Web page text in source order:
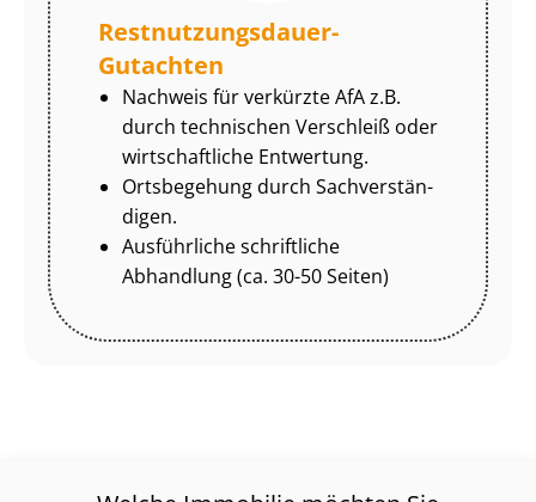
Rest­nut­zungs­dau­er-
Gutachten
Nachweis für verkürzte AfA z.B.
durch technischen Verschleiß oder
wirtschaftliche Entwertung.
Ortsbegehung durch Sach­ver­stän­
di­gen.
Ausführliche schriftliche
Abhandlung (ca. 30-50 Seiten)